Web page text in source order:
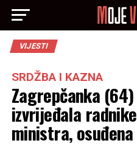
VIJESTI
SRDŽBA I KAZNA
Zagrepčanka
izvrijeđala
ministra,